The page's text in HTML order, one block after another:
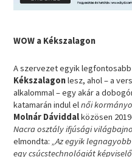
WOW a Kékszalagon
A szervezet egyik
Kékszalagonlesz, ahol – a
alkalommal – egy akár a
katamarán indul elnői
Molnár Dáviddalközösen
Nacra osztály ifjúsági
elmondta:„Az egyik
egy csúcstechnológiát